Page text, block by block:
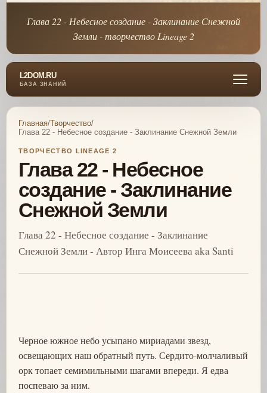
Глава 22 - Небесное создание - Заклинание Снежной
Земли - творчество Lineage 2
L2DOM.RU
БАЗА ЗНАНИЙ
Главная/Творчество/
Глава 22 - Небесное создание - Заклинание Снежной Земли
ТВОРЧЕСТВО LINEAGE 2
Глава 22 - Небесное
создание - Заклинание
Снежной Земли
Глава 22 - Небесное создание - Заклинание
Снежной Земли - Автор Инга Моисеева aka Santi
Черное южное небо усыпано мириадами звезд,
освещающих наш обратный путь. Сердито-молчаливый
орк топает семимильными шагами впереди. Я едва
поспеваю за ним.